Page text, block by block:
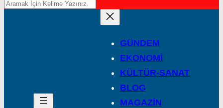
A
GÜNDEM
EKONOMİ
KÜLTÜR-SANAT
BLOG
MAGAZİN